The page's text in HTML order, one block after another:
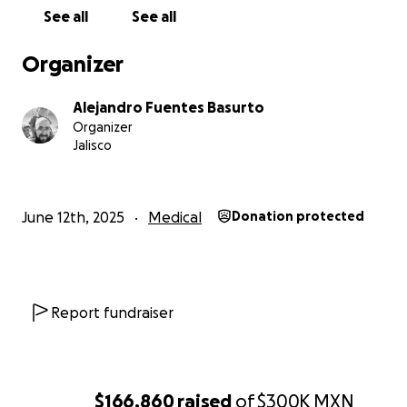
$166,860 raised of$300K MXN
Alejandro Fuentes
See all See all
Organizer
Alejandro Fuentes Basurto
Organizer
Jalisco
June 12th, 2025 Medical Donation protected
Report fundraiser